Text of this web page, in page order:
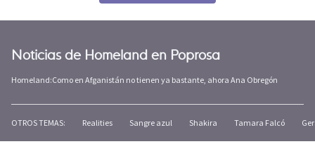
Noticias de Homeland en Poprosa
Homeland:Como en Afganistán no tienen ya bastante, ahora Ana Obregón
OTROS TEMAS: Realities Sangre azul Shakira Tamara Falcó